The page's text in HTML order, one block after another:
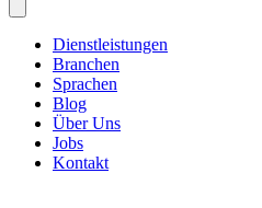
Dienstleistungen
Branchen
Sprachen
Blog
Über Uns
Jobs
Kontakt